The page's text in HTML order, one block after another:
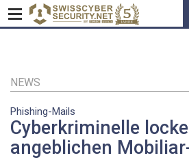
Inhalt
NEWS
Phishing-Mails
Cyberkriminelle
angeblichen